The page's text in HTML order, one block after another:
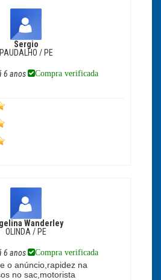
Sergio
PAUDALHO / PE
6 anos Compra verificada
Wanderley
OLINDA / PE
6 anos Compra verificada
o anúncio,rapidez na
no sac,motorista